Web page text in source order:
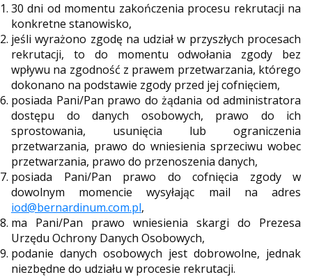
30 dni od momentu zakończenia procesu rekrutacji na
konkretne stanowisko,
jeśli wyrażono zgodę na udział w przyszłych procesach
rekrutacji, to do momentu odwołania zgody bez
wpływu na zgodność z prawem przetwarzania, którego
dokonano na podstawie zgody przed jej cofnięciem,
posiada Pani/Pan prawo do żądania od administratora
dostępu do danych osobowych, prawo do ich
sprostowania, usunięcia lub ograniczenia
przetwarzania, prawo do wniesienia sprzeciwu wobec
przetwarzania, prawo do przenoszenia danych,
posiada Pani/Pan prawo do cofnięcia zgody w
dowolnym momencie wysyłając mail na adres
iod@bernardinum.com.pl,
ma Pani/Pan prawo wniesienia skargi do Prezesa
Urzędu Ochrony Danych Osobowych,
podanie danych osobowych jest dobrowolne, jednak
niezbędne do udziału w procesie rekrutacji.